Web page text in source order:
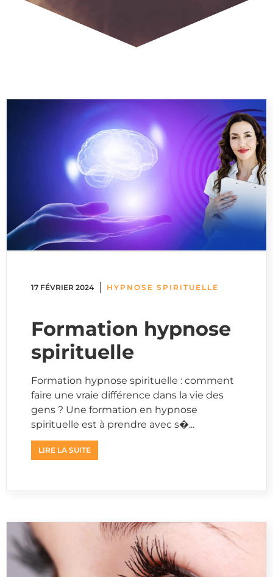
17 FÉVRIER 2024 HYPNOSE SPIRITUELLE
Formation hypnose
spirituelle
Formation hypnose spirituelle : comment
faire une vraie différence dans la vie des
gens ? Une formation en hypnose
spirituelle est à prendre avec s�...
LIRE LA SUITE